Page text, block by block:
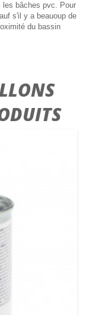
les bâches pvc. Pour
s'il y a beauoup de
du bassin